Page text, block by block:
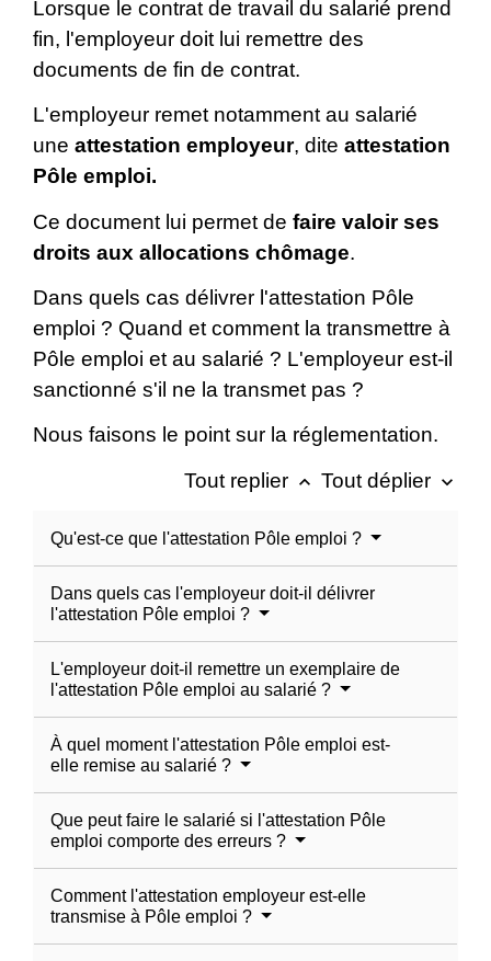
Lorsque le contrat de travail du salarié prend
fin, l'employeur doit lui remettre des
documents de fin de contrat.
L'employeur remet notamment au salarié
une attestation employeur, dite attestation
Pôle emploi.
Ce document lui permet de faire valoir ses
droits aux allocations chômage.
Dans quels cas délivrer l'attestation Pôle
emploi ? Quand et comment la transmettre à
Pôle emploi et au salarié ? L'employeur est-il
sanctionné s'il ne la transmet pas ?
Nous faisons le point sur la réglementation.
Tout replier keyboard_arrow_up Tout déplier keyboard_arrow_down
Qu'est-ce que l'attestation Pôle emploi ?
Dans quels cas l'employeur doit-il délivrer
l'attestation Pôle emploi ?
L'employeur doit-il remettre un exemplaire de
l'attestation Pôle emploi au salarié ?
À quel moment l'attestation Pôle emploi est-
elle remise au salarié ?
Que peut faire le salarié si l'attestation Pôle
emploi comporte des erreurs ?
Comment l'attestation employeur est-elle
transmise à Pôle emploi ?